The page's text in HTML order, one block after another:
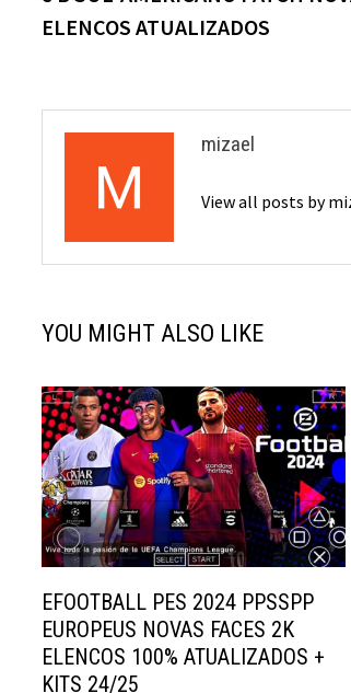
Post
ELENCOS ATUALIZADOS
mizael
View all posts by
YOU MIGHT ALSO LIKE
EFOOTBALL PES 2024 PPSSPP
EUROPEUS NOVAS FACES 2K
ELENCOS 100% ATUALIZADOS +
KITS 24/25